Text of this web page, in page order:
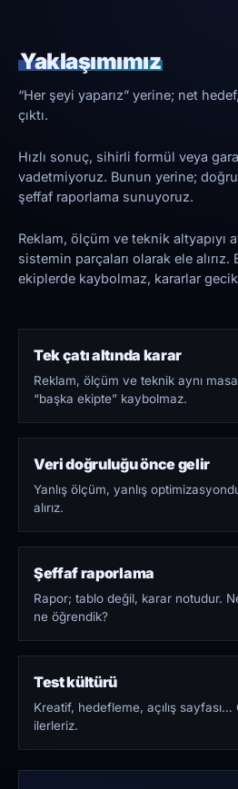
Yaklaşımımız
“Her şeyi yaparız” yerine; net
çıktı.
Hızlı sonuç, sihirli formül veya
vadetmiyoruz. Bunun yerine;
şeffaf raporlama sunuyoruz.
Reklam, ölçüm ve teknik altyapıyı
sistemin parçaları olarak ele
ekiplerde kaybolmaz, kararlar
Tek çatı altında karar
Reklam, ölçüm ve teknik aynı
“başka ekipte” kaybolmaz.
Veri doğruluğu önce gelir
Yanlış ölçüm, yanlış
alırız.
Şeffaf raporlama
Rapor; tablo değil, karar notudur.
ne öğrendik?
Test kültürü
Kreatif, hedefleme, açılış
ilerleriz.